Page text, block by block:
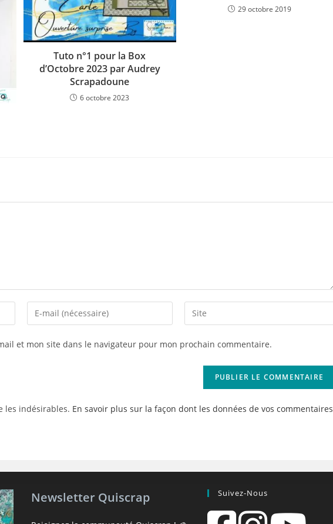
Tuto n°1 pour la Box
d’Octobre 2023 par Audrey
Scrapadoune
6 octobre 2023
29 octobre 2019
Enter
your
Saisir
l’URL
(facultatif)
et mon site dans le navigateur pour mon prochain commentaire.
les indésirables. En savoir plus sur la façon dont les données de vos commentaires
Newsletter Quiscrap Suivez-Nous